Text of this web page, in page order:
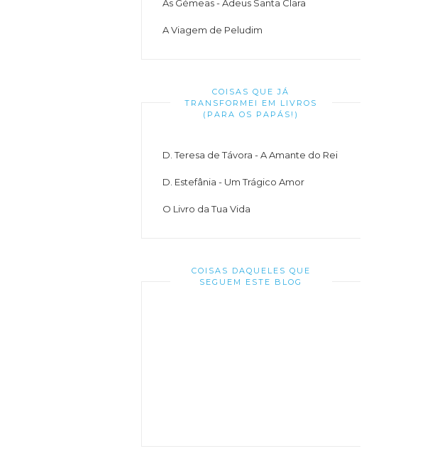
As Gémeas - Adeus Santa Clara
A Viagem de Peludim
COISAS QUE JÁ
TRANSFORMEI EM LIVROS
(PARA OS PAPÁS!)
D. Teresa de Távora - A Amante do Rei
D. Estefânia - Um Trágico Amor
O Livro da Tua Vida
COISAS DAQUELES QUE
SEGUEM ESTE BLOG